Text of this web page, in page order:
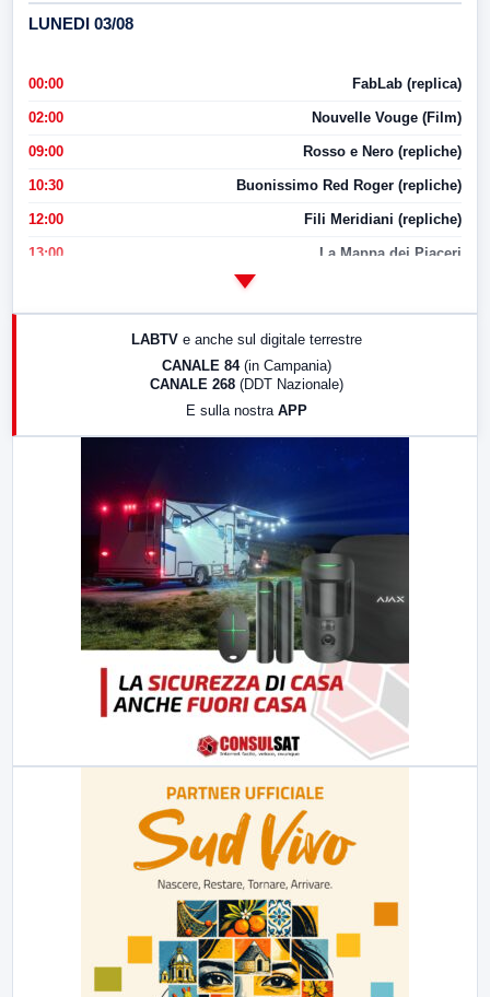
LUNEDI 03/08
00:00 FabLab (replica)
02:00 Nouvelle Vouge (Film)
09:00 Rosso e Nero (repliche)
10:30 Buonissimo Red Roger (repliche)
12:00 Fili Meridiani (repliche)
13:00 La Mappa dei Piaceri
LABTV e anche sul digitale terrestre
CANALE 84 (in Campania)
CANALE 268 (DDT Nazionale)
E sulla nostra APP